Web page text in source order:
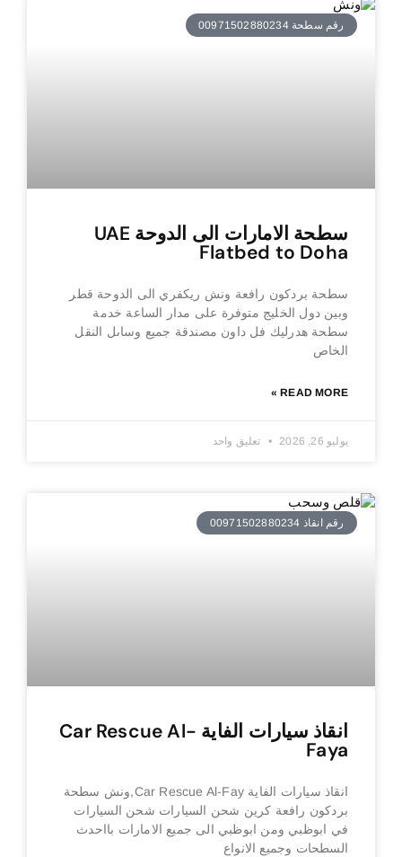
رقم سطحة 00971502880234
سطحة الامارات الى الدوحة UAE
Flatbed to Doha
سطحة بردكون رافعة ونش ريكفري الى الدوحة قطر
وبين دول الخليج متوفرة على مدار الساعة خدمة
سطحة هدرليك فل داون مصندقة جميع وساىل النقل
الخاص
READ MORE »
يوليو 26, 2026 تعليق واحد
رقم انقاذ 00971502880234
انقاذ سيارات الفاية Car Rescue Al-
Faya
انقاذ سيارات الفاية Car Rescue Al-Fay,ونش سطحة
بردكون رافعة كرين شحن السيارات شحن السيارات
في ابوظبي ومن ابوظبي الى جميع الامارات بااحدث
السطحات وجميع الانواع